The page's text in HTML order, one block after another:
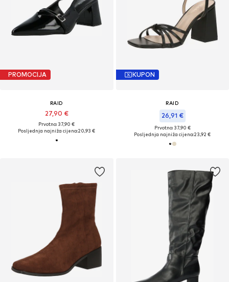
PROMOCIJA
RAID
27,90 €
Prvotno: 37,90 €
Posljednja najniža cijena:20,93 €
KUPON
RAID
26,91 €
Prvotno: 37,90 €
Posljednja najniža cijena:23,92 €